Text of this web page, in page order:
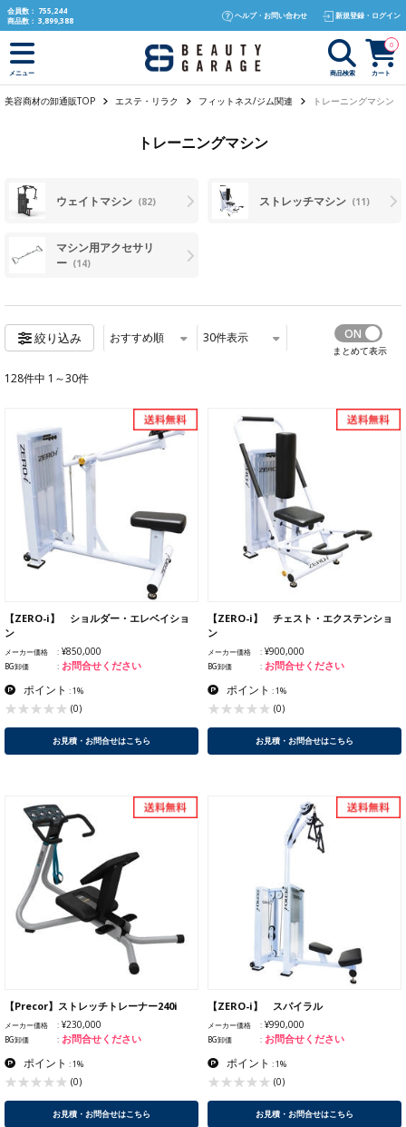
text.skipToContent
text.skipToNavigation
会員数： 755,244
商品数： 3,899,388
ヘルプ・お問い合わせ 新規登録・ログイン
メニュー 商品検索 カート
0
美容商材の卸通販TOP エステ・リラク フィットネス/ジム関連 トレーニングマシン
トレーニングマシン
ウェイトマシン (82) ストレッチマシン (11)
マシン用アクセサリ
ー (14)
絞り込み おすすめ順 30件表示
まとめて表示
128件中 1～30件
【ZERO-i】 ショルダー・エレベイショ
ン
メーカー価格 ¥850,000
BG卸価 お問合せください
ポイント : 1%
(0)
お見積・お問合せはこちら
【ZERO-i】 チェスト・エクステンショ
ン
メーカー価格 ¥900,000
BG卸価 お問合せください
ポイント : 1%
(0)
お見積・お問合せはこちら
【Precor】ストレッチトレーナー240i
メーカー価格 ¥230,000
BG卸価 お問合せください
ポイント : 1%
(0)
お見積・お問合せはこちら
【ZERO-i】 スパイラル
メーカー価格 ¥990,000
BG卸価 お問合せください
ポイント : 1%
(0)
お見積・お問合せはこちら